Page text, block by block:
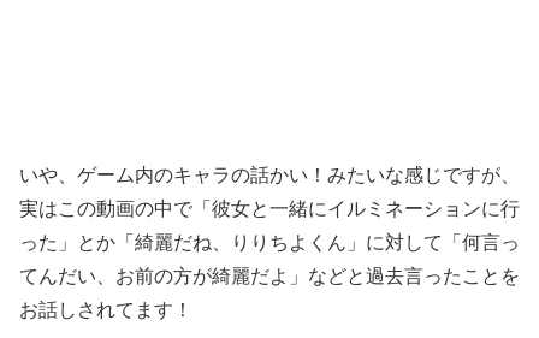
いや、ゲーム内のキャラの話かい！みたいな感じですが、
実はこの動画の中で「彼女と一緒にイルミネーションに行
った」とか「綺麗だね、りりちよくん」に対して「何言っ
てんだい、お前の方が綺麗だよ」などと過去言ったことを
お話しされてます！